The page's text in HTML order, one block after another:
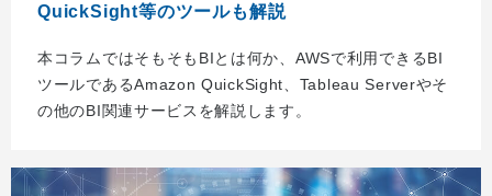
QuickSight等のツールも解説
本コラムではそもそもBIとは何か、AWSで利用できるBI
ツールであるAmazon QuickSight、Tableau Serverやそ
の他のBI関連サービスを解説します。